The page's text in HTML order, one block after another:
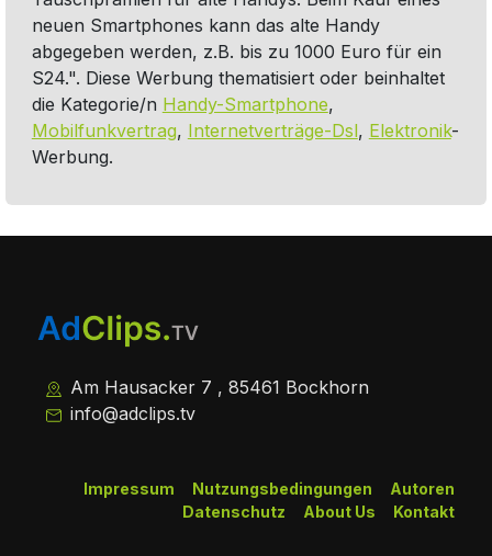
neuen Smartphones kann das alte Handy
abgegeben werden, z.B. bis zu 1000 Euro für ein
S24.". Diese Werbung thematisiert oder beinhaltet
die Kategorie/n Handy-Smartphone,
Mobilfunkvertrag, Internetverträge-Dsl, Elektronik-
Werbung.
Am Hausacker 7 , 85461 Bockhorn
info@adclips.tv
Autoren
Nutzungsbedingungen
Impressum
Kontakt
About Us
Datenschutz